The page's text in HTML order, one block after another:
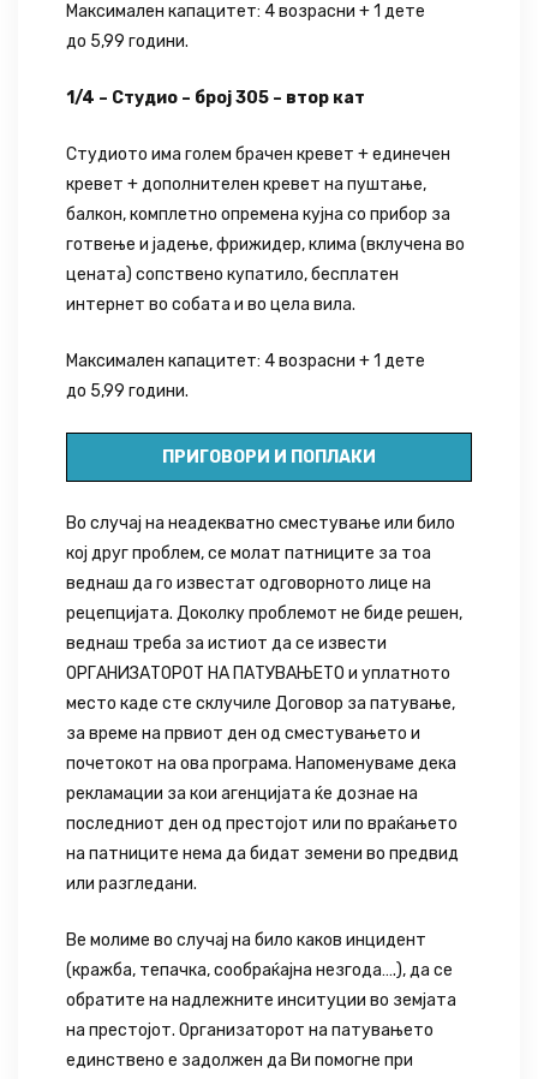
Максимален капацитет: 4 возрасни + 1 дете
до 5,99 години.
1/4 – Студио – број 305 – втор кат
Студиото има голем брачен кревет + единечен
кревет + дополнителен кревет на пуштање,
балкон, комплетно опремена кујна со прибор за
готвење и јадење, фрижидер, клима (вклучена во
цената) сопствено купатило, бесплатен
интернет во собата и во цела вила.
Максимален капацитет: 4 возрасни + 1 дете
до 5,99 години.
ПРИГОВОРИ И ПОПЛАКИ
Во случај на неадекватно сместување или било
кој друг проблем, се молат патниците за тоа
веднаш да го известат одговорното лице на
рецепцијата. Доколку проблемот не биде решен,
веднаш треба за истиот да се извести
ОРГАНИЗАТОРОТ НА ПАТУВАЊЕТО и уплатното
место каде сте склучиле Договор за патување,
за време на првиот ден од сместувањето и
почетокот на ова програма. Напоменуваме дека
рекламации за кои агенцијата ќе дознае на
последниот ден од престојот или по враќањето
на патниците нема да бидат земени во предвид
или разгледани.
Ве молиме во случај на било каков инцидент
(кражба, тепачка, сообраќајна незгода….), да се
обратите на надлежните инситуции во земјата
на престојот. Организаторот на патувањето
единствено е задолжен да Ви помогне при